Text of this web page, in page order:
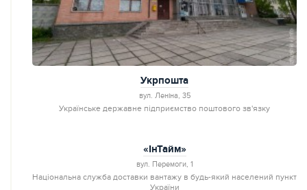
Укрпошта
вул. Леніна, 35
Українське державне підприємство поштового зв'язку
«ІнТайм»
вул. Перемоги, 1
Національна служба доставки вантажу в будь-який населений пункт
України